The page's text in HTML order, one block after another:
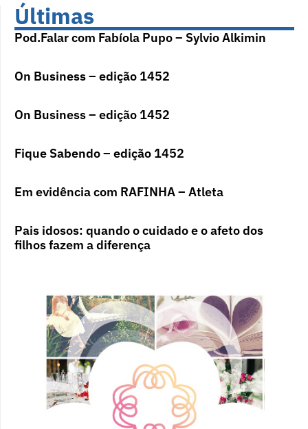
Últimas
Pod.Falar com Fabíola Pupo – Sylvio Alkimin
On Business – edição 1452
On Business – edição 1452
Fique Sabendo – edição 1452
Em evidência com RAFINHA – Atleta
Pais idosos: quando o cuidado e o afeto dos
filhos fazem a diferença